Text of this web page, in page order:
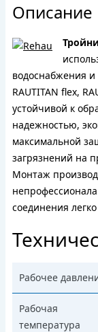
Описание
водоснабжения и
RAUTITAN flex,
устойчивой к
надежностью,
максимальной
загрязнений на
Монтаж
соединения
Рабочее
Рабочая
температура